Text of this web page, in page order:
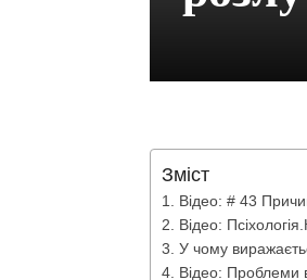
Зміст
Відео: # 43
Відео:
У чому
Відео: Проблеми